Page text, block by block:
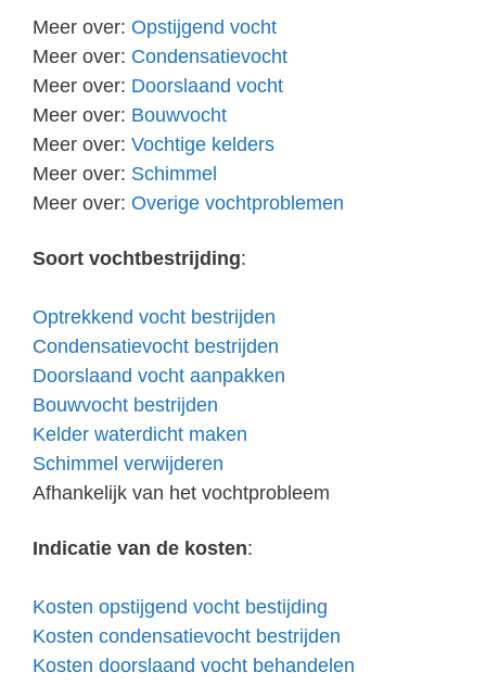
Meer over: Opstijgend vocht
Meer over: Condensatievocht
Meer over: Doorslaand vocht
Meer over: Bouwvocht
Meer over: Vochtige kelders
Meer over: Schimmel
Meer over: Overige vochtproblemen
Soort vochtbestrijding:
Optrekkend vocht bestrijden
Condensatievocht bestrijden
Doorslaand vocht aanpakken
Bouwvocht bestrijden
Kelder waterdicht maken
Schimmel verwijderen
Afhankelijk van het vochtprobleem
Indicatie van de kosten:
Kosten opstijgend vocht bestijding
Kosten condensatievocht bestrijden
Kosten doorslaand vocht behandelen